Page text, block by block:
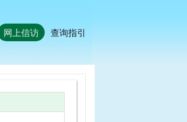
网上信访 查询指引